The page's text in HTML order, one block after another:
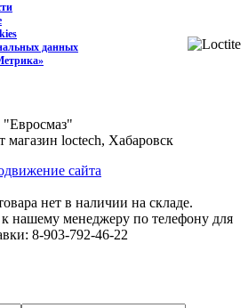
данных
loctech, Хабаровск
сайта
нет в наличии на складе.
нашему менеджеру по телефону для
8-903-792-46-22